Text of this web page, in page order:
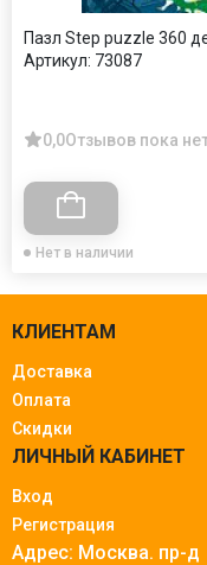
Пазл Step puzzle 360
Артикул: 73087
0,0Отзывов пока
Нет в наличии
КЛИЕНТАМ
Доставка
Оплата
Скидки
ЛИЧНЫЙ КАБИНЕТ
Вход
Регистрация
Адрес: Москва. пр-д